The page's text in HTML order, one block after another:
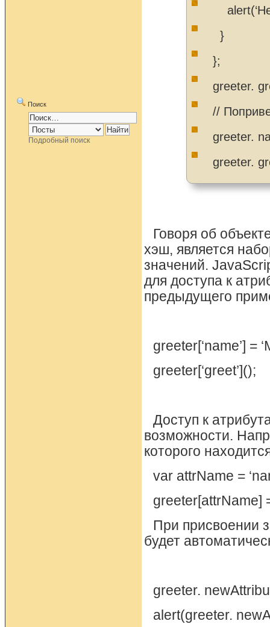
Поиск
Подробный поиск
}
};
greeter.
//
greeter.
greeter.
Говоря об
хэш, является
значений.
для доступа к
предыдущего
greeter[‘name’] =
greeter[‘greet’]();
Доступ к
возможности.
которого
var attrName =
greeter[attrName]
При присвоении
будет
greeter.
alert(greeter.